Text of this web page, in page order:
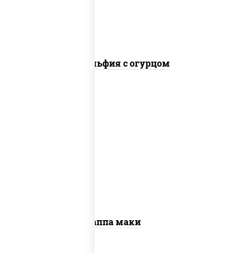
Филадельфия с огурцом
Каппа маки